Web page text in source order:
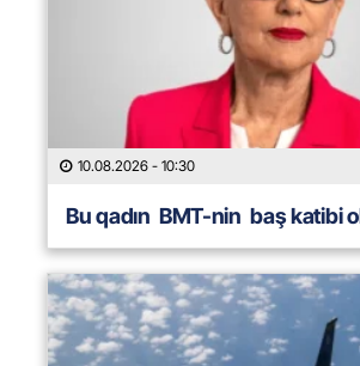
10.08.2026 - 10:30
Bu qadın BMT-nin baş katibi